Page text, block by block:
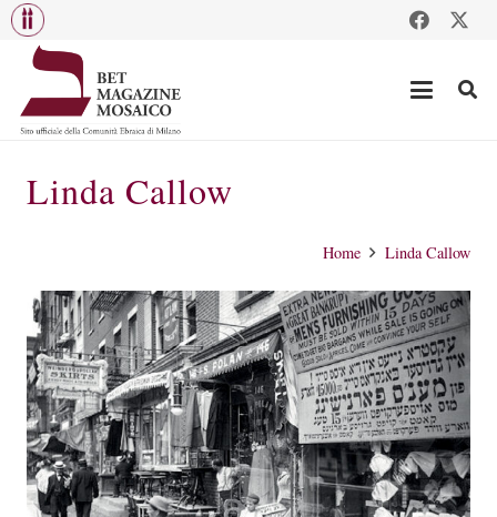
Linda Callow
Home Linda Callow